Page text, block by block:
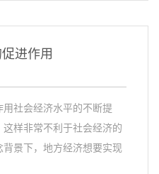
进作用
社会经济水平的不断提
样非常不利于社会经济的
景下，地方经济想要实现